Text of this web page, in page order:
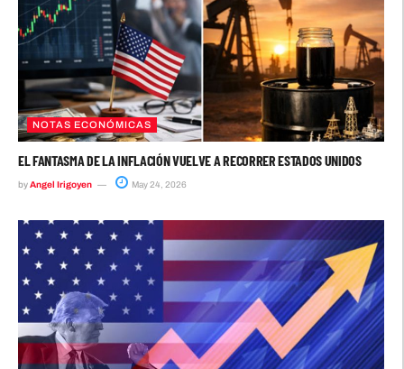
NOTAS ECONÓMICAS
EL FANTASMA DE LA INFLACIÓN VUELVE A RECORRER ESTADOS UNIDOS
byAngel Irigoyen May 24, 2026